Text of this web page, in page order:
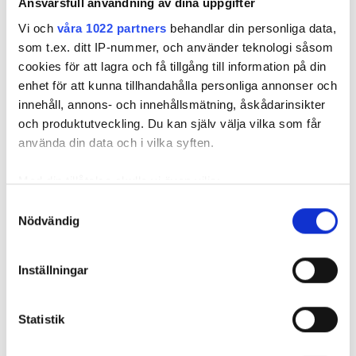
Ansvarsfull användning av dina uppgifter
Vi och våra 1022 partners behandlar din personliga data,
som t.ex. ditt IP-nummer, och använder teknologi såsom
cookies för att lagra och få tillgång till information på din
enhet för att kunna tillhandahålla personliga annonser och
innehåll, annons- och innehållsmätning, åskådarinsikter
och produktutveckling. Du kan själv välja vilka som får
använda din data och i vilka syften.
Med din tillåtelse skulle vi även vilja:
som kan ha en noggrannhet på upp till flera meter
Ta reda på mer om hur dina personliga uppgifter
Du kan ändra eller dra tillbaka ditt samtycke när som
Nödvändig
Inställningar
Statistik
MED FAST PRIS VET BÅDEkund och installatör vad
som gäller. Nackdelen är att det kan vara svårt att
beräkna vad ett jobb kommer att kosta. Risken
finns att man lägger sig för lågt.
VVS OCH BYGG
Nyhetsbrev
Prenumerera på vårt nyhetsbrev och få nyheter, tips
och bevakningar rakt ner i inkorgen